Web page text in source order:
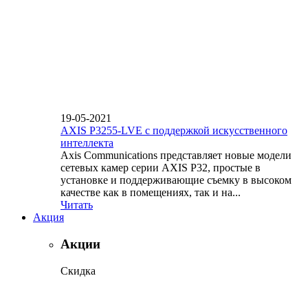
19-05-2021
AXIS P3255-LVE с поддержкой искусственного
интеллекта
Axis Communications представляет новые модели
сетевых камер серии AXIS P32, простые в
установке и поддерживающие съемку в высоком
качестве как в помещениях, так и на...
Читать
Акция
Акции
Скидка